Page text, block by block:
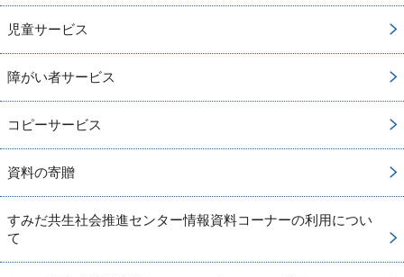
児童サービス
障がい者サービス
コピーサービス
資料の寄贈
すみだ共生社会推進センター情報資料コーナーの利用につい
て